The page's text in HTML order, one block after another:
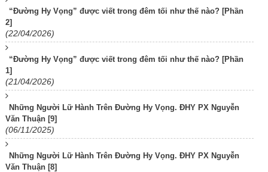
“Đường Hy Vọng” được viết trong đêm tối như thế nào? [Phần
2]
(22/04/2026)
“Đường Hy Vọng” được viết trong đêm tối như thế nào? [Phần
1]
(21/04/2026)
Những Người Lữ Hành Trên Đường Hy Vọng. ĐHY PX Nguyễn
Văn Thuận [9]
(06/11/2025)
Những Người Lữ Hành Trên Đường Hy Vọng. ĐHY PX Nguyễn
Văn Thuận [8]